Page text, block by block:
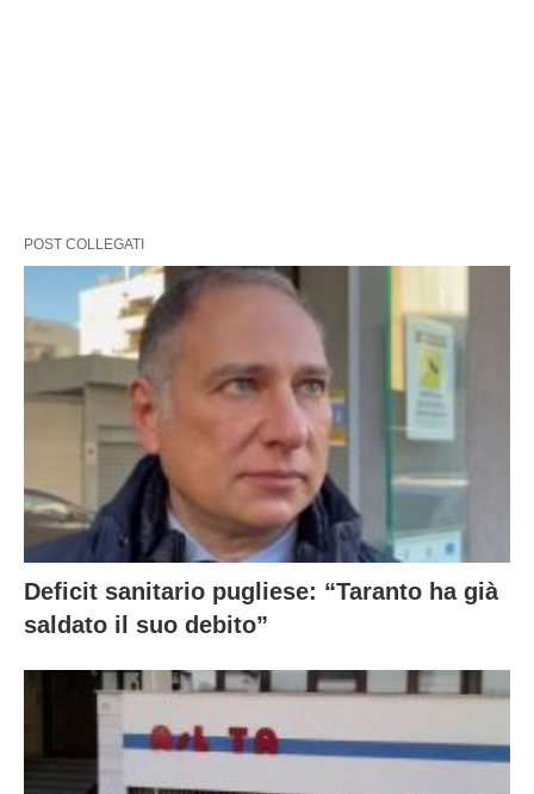
POST COLLEGATI
Deficit sanitario pugliese: “Taranto ha già
saldato il suo debito”